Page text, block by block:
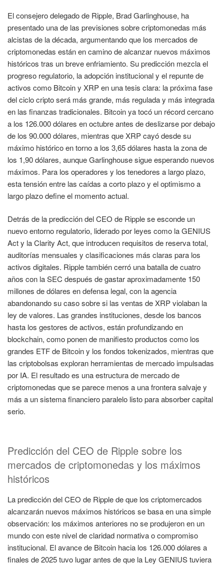
El consejero delegado de Ripple, Brad Garlinghouse, ha
presentado una de las previsiones sobre criptomonedas más
alcistas de la década, argumentando que los mercados de
criptomonedas están en camino de alcanzar nuevos máximos
históricos tras un breve enfriamiento. Su predicción mezcla el
progreso regulatorio, la adopción institucional y el repunte de
activos como Bitcoin y XRP en una tesis clara: la próxima fase
del ciclo cripto será más grande, más regulada y más integrada
en las finanzas tradicionales. Bitcoin ya tocó un récord cercano
a los 126.000 dólares en octubre antes de deslizarse por debajo
de los 90.000 dólares, mientras que XRP cayó desde su
máximo histórico en torno a los 3,65 dólares hasta la zona de
los 1,90 dólares, aunque Garlinghouse sigue esperando nuevos
máximos. Para los operadores y los tenedores a largo plazo,
esta tensión entre las caídas a corto plazo y el optimismo a
largo plazo define el momento actual.
Detrás de la predicción del CEO de Ripple se esconde un
nuevo entorno regulatorio, liderado por leyes como la GENIUS
Act y la Clarity Act, que introducen requisitos de reserva total,
auditorías mensuales y clasificaciones más claras para los
activos digitales. Ripple también cerró una batalla de cuatro
años con la SEC después de gastar aproximadamente 150
millones de dólares en defensa legal, con la agencia
abandonando su caso sobre si las ventas de XRP violaban la
ley de valores. Las grandes instituciones, desde los bancos
hasta los gestores de activos, están profundizando en
blockchain, como ponen de manifiesto productos como los
grandes ETF de Bitcoin y los fondos tokenizados, mientras que
las criptobolsas exploran herramientas de mercado impulsadas
por IA. El resultado es una estructura de mercado de
criptomonedas que se parece menos a una frontera salvaje y
más a un sistema financiero paralelo listo para absorber capital
serio.
Predicción del CEO de Ripple sobre los
mercados de criptomonedas y los máximos
históricos
La predicción del CEO de Ripple de que los criptomercados
alcanzarán nuevos máximos históricos se basa en una simple
observación: los máximos anteriores no se produjeron en un
mundo con este nivel de claridad normativa o compromiso
institucional. El avance de Bitcoin hacia los 126.000 dólares a
finales de 2025 tuvo lugar antes de que la Ley GENIUS tuviera